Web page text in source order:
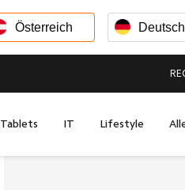
Österreich
Tablets IT Lifestyle